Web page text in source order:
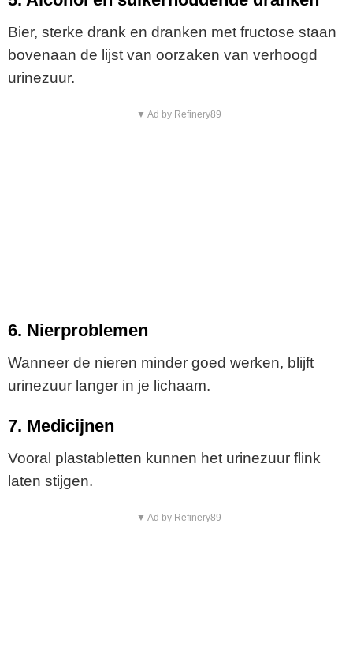
Bier, sterke drank en dranken met fructose staan
bovenaan de lijst van oorzaken van verhoogd
urinezuur.
▼ Ad by Refinery89
6. Nierproblemen
Wanneer de nieren minder goed werken, blijft
urinezuur langer in je lichaam.
7. Medicijnen
Vooral plastabletten kunnen het urinezuur flink
laten stijgen.
▼ Ad by Refinery89